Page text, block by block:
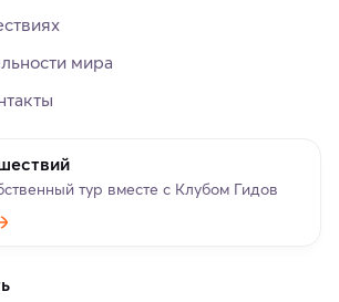
мира
тур вместе с Клубом Гидов